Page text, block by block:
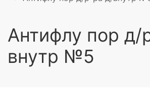
Антифлу пор д/
внутр №5